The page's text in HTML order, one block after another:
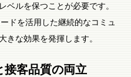
ベルを保つことが必要です。
ドを活用した継続的なコミュ
きな効果を発揮します。
接客品質の両立